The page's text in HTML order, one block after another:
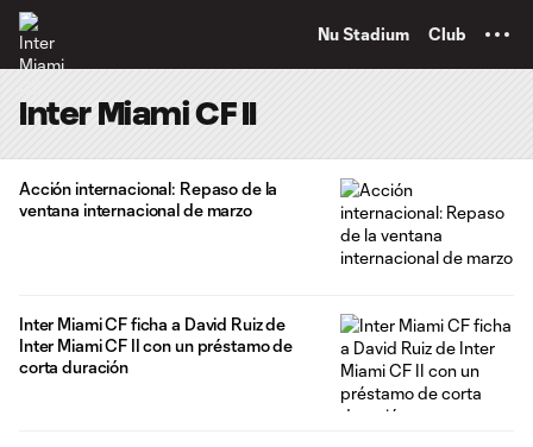
Nu Stadium Club
Inter Miami CF II
Acción internacional: Repaso de la
ventana internacional de marzo
Inter Miami CF ficha a David Ruiz de
Inter Miami CF II con un préstamo de
corta duración